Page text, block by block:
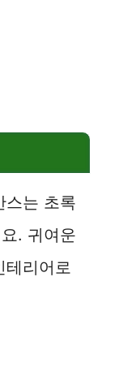
스는 초록
. 귀여운
테리어로